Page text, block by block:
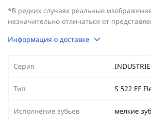
*В редких случаях реальные
незначительно отличаться от
Информация о доставке
Серия INDUSTRIE
Тип S 522 EF
Исполнение зубьев мелкие